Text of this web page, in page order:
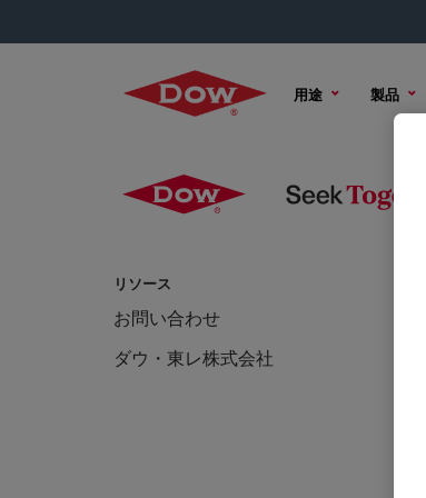
用途 製品
リソース
お問い合わせ
ダウ・東レ株式会社